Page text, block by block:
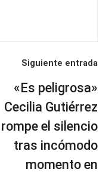
Siguiente entrada
«Es peligrosa»
Cecilia Gutiérrez
rompe el silencio
tras incómodo
momento en